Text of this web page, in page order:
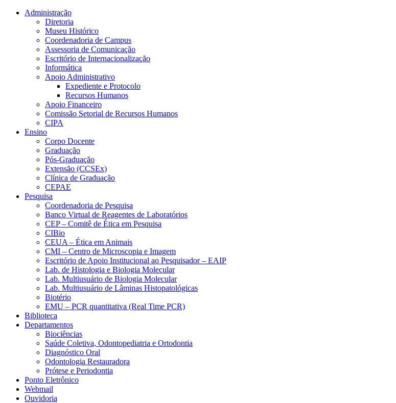
Conteúdo principal Menu principal
Administração
Diretoria
Museu Histórico
Coordenadoria de Campus
Assessoria de Comunicação
Escritório de Internacionalização
Informática
Apoio Administrativo
Expediente e Protocolo
Recursos Humanos
Apoio Financeiro
Comissão Setorial de Recursos Humanos
CIPA
Ensino
Corpo Docente
Graduação
Pós-Graduação
Extensão (CCSEx)
Clínica de Graduação
CEPAE
Pesquisa
Coordenadoria de Pesquisa
Banco Virtual de Reagentes de Laboratórios
CEP – Comitê de Ética em Pesquisa
CIBio
CEUA – Ética em Animais
CMI – Centro de Microscopia e Imagem
Escritório de Apoio Institucional ao Pesquisador – EAIP
Lab. de Histologia e Biologia Molecular
Lab. Multiusuário de Biologia Molecular
Lab. Multiusuário de Lâminas Histopatológicas
Biotério
EMU – PCR quantitativa (Real Time PCR)
Biblioteca
Departamentos
Biociências
Saúde Coletiva, Odontopediatria e Ortodontia
Diagnóstico Oral
Odontologia Restauradora
Prótese e Periodontia
Ponto Eletrônico
Webmail
Ouvidoria